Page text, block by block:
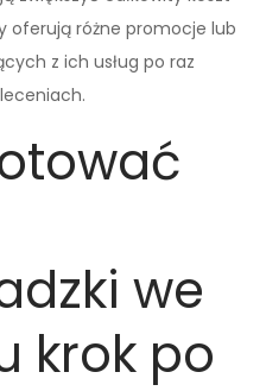
oferują różne promocje lub
z ich usług po raz
we
krok po